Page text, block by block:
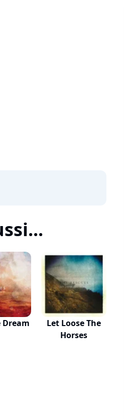
Dream
Let Loose The
Horses